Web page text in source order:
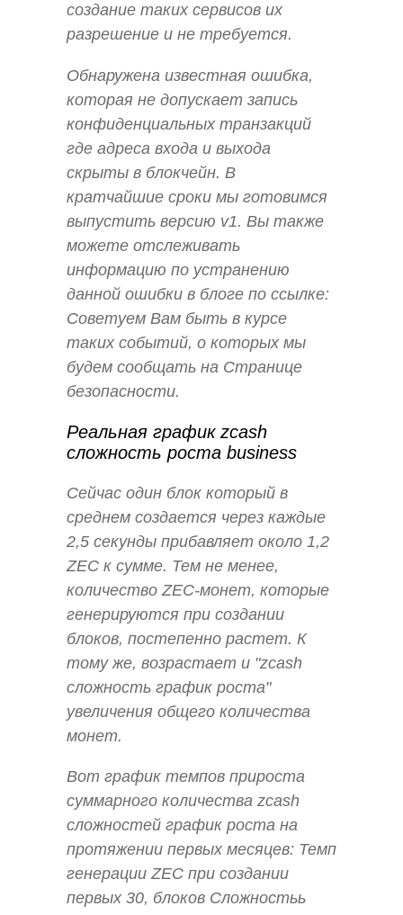
создание таких сервисов их
разрешение и не требуется.
Обнаружена известная ошибка,
которая не допускает запись
конфиденциальных транзакций
где адреса входа и выхода
скрыты в блокчейн. В
кратчайшие сроки мы готовимся
выпустить версию v1. Вы также
можете отслеживать
информацию по устранению
данной ошибки в блоге по ссылке:
Советуем Вам быть в курсе
таких событий, о которых мы
будем сообщать на Странице
безопасности.
Реальная график zcash
сложность роста business
Сейчас один блок который в
среднем создается через каждые
2,5 секунды прибавляет около 1,2
ZEC к сумме. Тем не менее,
количество ZEC-монет, которые
генерируются при создании
блоков, постепенно растет. К
тому же, возрастает и "zcash
сложность график роста"
увеличения общего количества
монет.
Вот график темпов прироста
суммарного количества zcash
сложностей график роста на
протяжении первых месяцев: Темп
генерации ZEC при создании
первых 30, блоков Сложностьь